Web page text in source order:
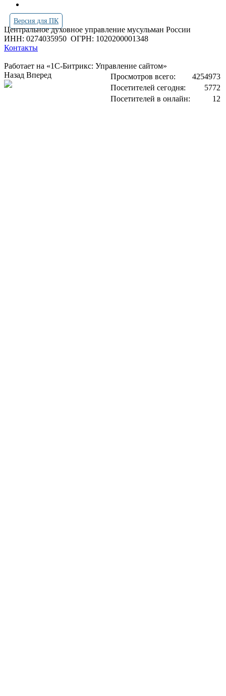
Версия для ПК
Центральное духовное управление мусульман России
ИНН: 0274035950 ОГРН: 1020200001348
Контакты
Работает на «1С-Битрикс: Управление сайтом»
Просмотров всего:
4254973
Посетителей сегодня:
5772
Посетителей в онлайн:
12
Назад Вперед